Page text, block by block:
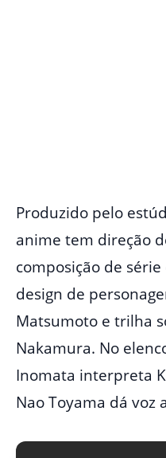
Produzido pelo
anime tem direção
composição de
design de
Matsumoto e trilha
Nakamura. No
Inomata interpreta
Nao Toyama dá voz